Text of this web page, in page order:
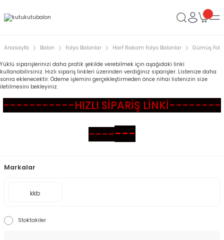
Anasayfa Balon Folyo Balonlar Harf Rakam Folyo Balonlar Gümüş
Yüklü siparişlerinizi daha pratik şekilde verebilmek için aşağıdaki linki
kullanabilirsiniz. Hızlı sipariş linkleri üzerinden verdiğiniz siparişler. Listenize daha
sonra eklenecektir. Ödeme işlemini gerçekleştirmeden önce nihai listenizin size
iletilmesini bekleyiniz.
-----------HIZLI SİPARİŞ LİNKİ--------
-------
Markalar
kkb
Stoktakiler